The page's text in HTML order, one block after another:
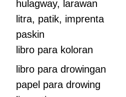
hulagway, larawan
litra, patik, imprenta
paskin
libro para koloran
libro para drowingan
papel para drowing